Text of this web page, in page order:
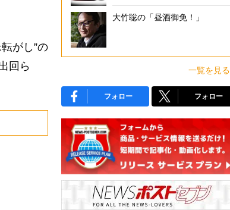
がし”の
回ら
大竹聡の「昼酒御免！」
一覧を見る
フォロー フォロー